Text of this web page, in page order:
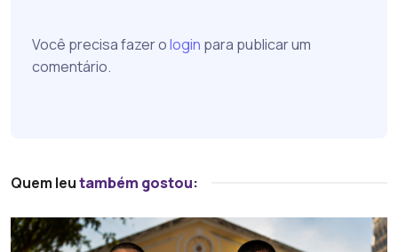
Você precisa fazer ologin para publicar um
comentário.
Quem leutambém gostou: